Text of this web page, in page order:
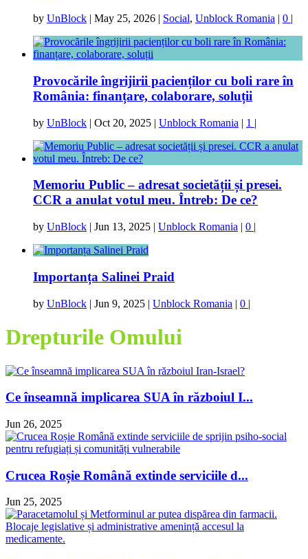
by UnBlock | May 25, 2026 | Social, Unblock Romania | 0 |
Provocările îngrijirii pacienților cu boli rare în
România: finanțare, colaborare, soluții
by UnBlock | Oct 20, 2025 | Unblock Romania | 1 |
Memoriu Public – adresat societății și presei.
CCR a anulat votul meu. Întreb: De ce?
by UnBlock | Jun 13, 2025 | Unblock Romania | 0 |
Importanța Salinei Praid
by UnBlock | Jun 9, 2025 | Unblock Romania | 0 |
Drepturile Omului
Ce înseamnă implicarea SUA în războiul I...
Jun 26, 2025
Crucea Roșie Română extinde serviciile d...
Jun 25, 2025